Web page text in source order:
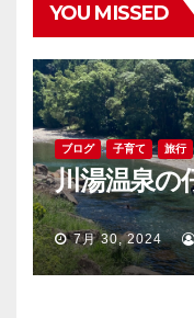
YOU MISSED
ブログ 子育て 旅行
川湯温泉の
7月 30, 2024